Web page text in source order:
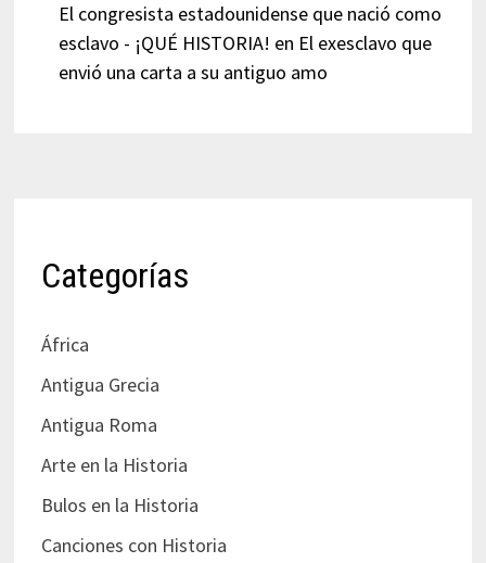
El congresista estadounidense que nació como
esclavo - ¡QUÉ HISTORIA! en El exesclavo que
envió una carta a su antiguo amo
Categorías
África
Antigua Grecia
Antigua Roma
Arte en la Historia
Bulos en la Historia
Canciones con Historia